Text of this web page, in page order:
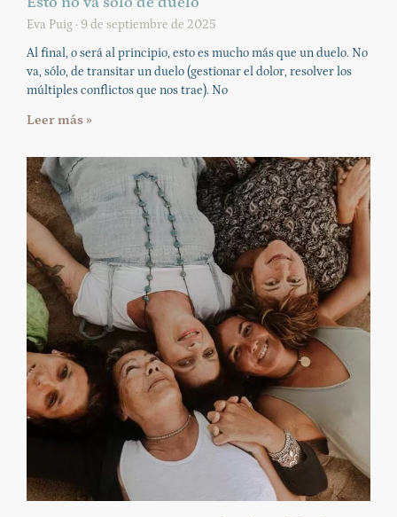
Eva Puig
9 de septiembre de 2025
Al final, o será al principio, esto es mucho más que un duelo. No
va, sólo, de transitar un duelo (gestionar el dolor, resolver los
múltiples conflictos que nos trae). No
Leer más »